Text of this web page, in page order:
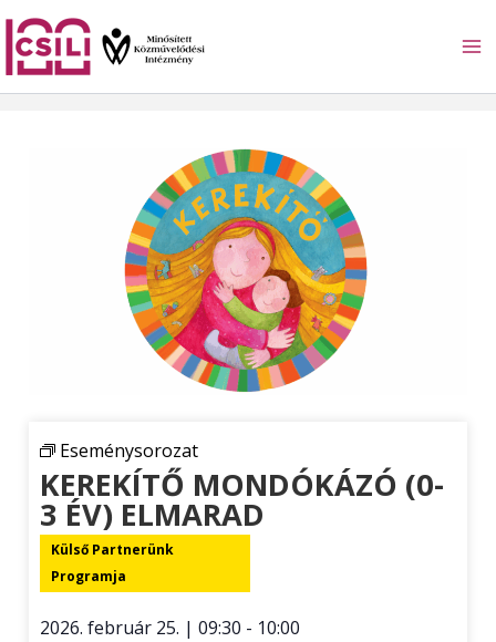
Skip
to
content
Eseménysorozat
KEREKÍTŐ MONDÓKÁZÓ (0-
3 ÉV) ELMARAD
Külső Partnerünk
Programja
2026. február 25. | 09:30 - 10:00